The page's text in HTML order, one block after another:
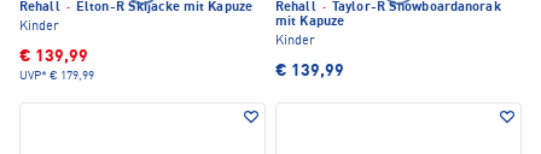
Rehall · Elton-R Skijacke mit Kapuze
Kinder
€ 139,99
UVP* € 179,99
Rehall ·
Taylor-R Snowboardanorak
mit Kapuze
Kinder
€ 139,99